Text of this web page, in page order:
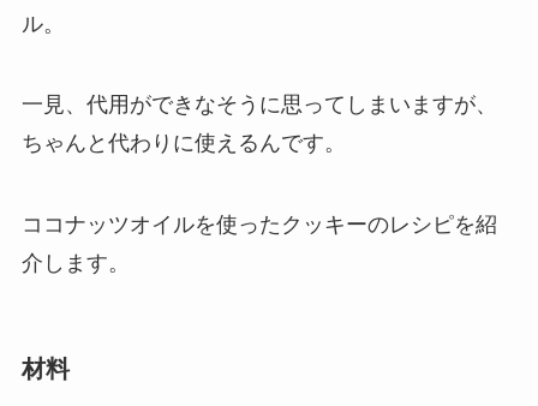
ル。
一見、代用ができなそうに思ってしまいますが、
ちゃんと代わりに使えるんです。
ココナッツオイルを使ったクッキーのレシピを紹
介します。
材料